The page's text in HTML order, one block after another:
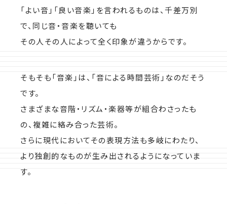
「よい音」「良い音楽」を言われるものは、千差万別
で、同じ音・音楽を聴いても
その人その人によって全く印象が違うからです。
そもそも「音楽」は、「音による時間芸術」なのだそう
です。
さまざまな音階・リズム・楽器等が組合わさったも
の、複雑に絡み合った芸術。
さらに現代においてその表現方法も多岐にわたり、
より独創的なものが生み出されるようになっていま
す。